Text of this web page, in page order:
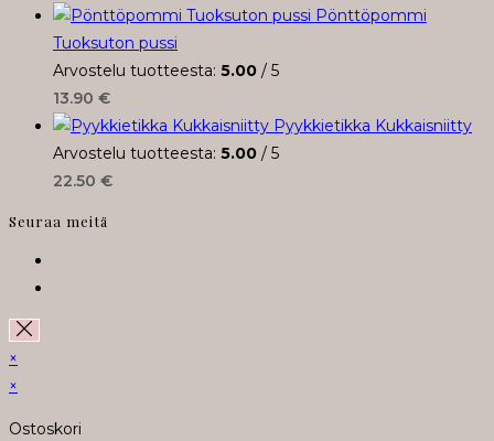
Pönttöpommi
Tuoksuton pussi
Arvostelu tuotteesta: 5.00 / 5
13.90 €
Pyykkietikka Kukkaisniitty
Arvostelu tuotteesta: 5.00 / 5
22.50 €
Seuraa meitä
×
×
Ostoskori